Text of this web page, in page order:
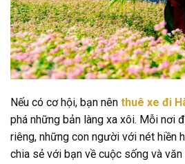
Nếu có cơ hội, bạn nên thuê xe đi
phá những bản làng xa xôi. Mỗi nơi
riêng, những con người với nét hiền
chia sẻ với bạn về cuộc sống và